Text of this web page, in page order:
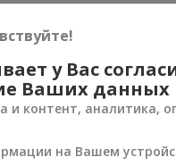
доставок
этот товар
у Вас
Ваших данных
и контент, аналитика,
на Вашем